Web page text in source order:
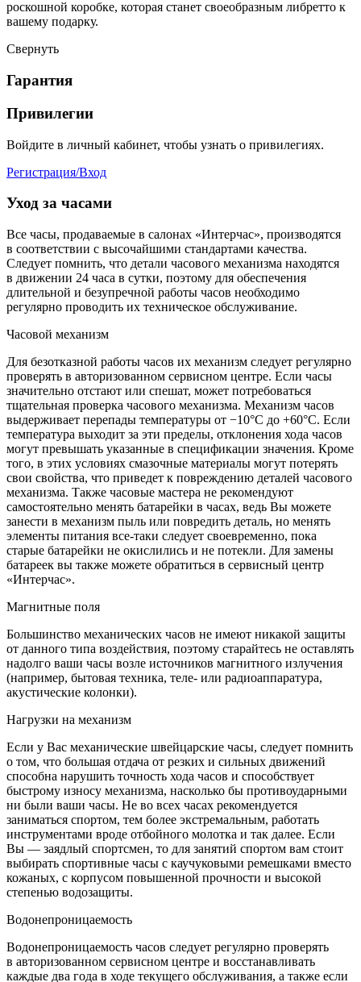
роскошной коробке, которая станет своеобразным либретто к
вашему подарку.
Свернуть
Гарантия
Привилегии
Войдите в личный кабинет, чтобы узнать о привилегиях.
Регистрация/Вход
Уход за часами
Все часы, продаваемые в салонах «Интерчас», производятся
в соответствии с высочайшими стандартами качества.
Следует помнить, что детали часового механизма находятся
в движении 24 часа в сутки, поэтому для обеспечения
длительной и безупречной работы часов необходимо
регулярно проводить их техническое обслуживание.
Часовой механизм
Для безотказной работы часов их механизм следует регулярно
проверять в авторизованном сервисном центре. Если часы
значительно отстают или спешат, может потребоваться
тщательная проверка часового механизма. Механизм часов
выдерживает перепады температуры от −10°C до +60°C. Если
температура выходит за эти пределы, отклонения хода часов
могут превышать указанные в спецификации значения. Кроме
того, в этих условиях смазочные материалы могут потерять
свои свойства, что приведет к повреждению деталей часового
механизма. Также часовые мастера не рекомендуют
самостоятельно менять батарейки в часах, ведь Вы можете
занести в механизм пыль или повредить деталь, но менять
элементы питания все-таки следует своевременно, пока
старые батарейки не окислились и не потекли. Для замены
батареек вы также можете обратиться в сервисный центр
«Интерчас».
Магнитные поля
Большинство механических часов не имеют никакой защиты
от данного типа воздействия, поэтому старайтесь не оставлять
надолго ваши часы возле источников магнитного излучения
(например, бытовая техника, теле- или радиоаппаратура,
акустические колонки).
Нагрузки на механизм
Если у Вас механические швейцарские часы, следует помнить
о том, что большая отдача от резких и сильных движений
способна нарушить точность хода часов и способствует
быстрому износу механизма, насколько бы противоударными
ни были ваши часы. Не во всех часах рекомендуется
заниматься спортом, тем более экстремальным, работать
инструментами вроде отбойного молотка и так далее. Если
Вы — заядлый спортсмен, то для занятий спортом вам стоит
выбирать спортивные часы с каучуковыми ремешками вместо
кожаных, с корпусом повышенной прочности и высокой
степенью водозащиты.
Водонепроницаемость
Водонепроницаемость часов следует регулярно проверять
в авторизованном сервисном центре и восстанавливать
каждые два года в ходе текущего обслуживания, а также если